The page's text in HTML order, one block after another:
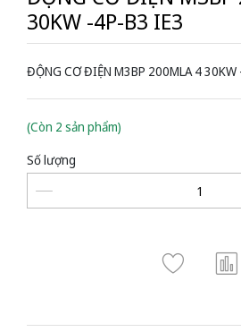
30KW -4P-B3 IE3
ĐỘNG CƠ ĐIỆN M3BP 200MLA 4 30KW
(Còn 2 sản phẩm)
Số lượng